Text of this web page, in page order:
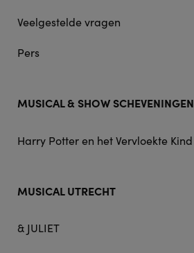
Veelgestelde vragen
Pers
MUSICAL & SHOW SCHEVENINGEN
Harry Potter en het Vervloekte Kind
MUSICAL UTRECHT
& JULIET